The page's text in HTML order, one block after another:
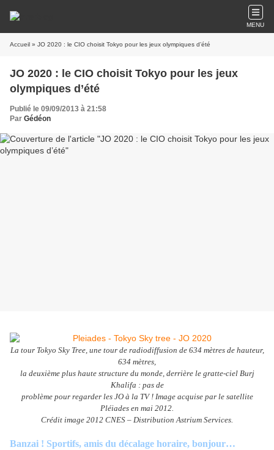
MENU
Accueil » JO 2020 : le CIO choisit Tokyo pour les jeux olympiques d’été
JO 2020 : le CIO choisit Tokyo pour les jeux
olympiques d’été
Publié le 09/09/2013 à 21:58
Par Gédéon
La tour Tokyo Sky Tree, une tour de radiodiffusion de 634 mètres de hauteur,
634 mètres,
la deuxième plus haute structure du monde, derrière le gratte-ciel Burj
Khalifa : pas de
problème pour regarder les JO à la TV ! Image acquise par le satellite
Pléiades en mai 2012.
Crédit image 2012 CNES – Distribution Astrium Services.
Banzai ! Sportifs, amis du décalage horaire, bonjour…